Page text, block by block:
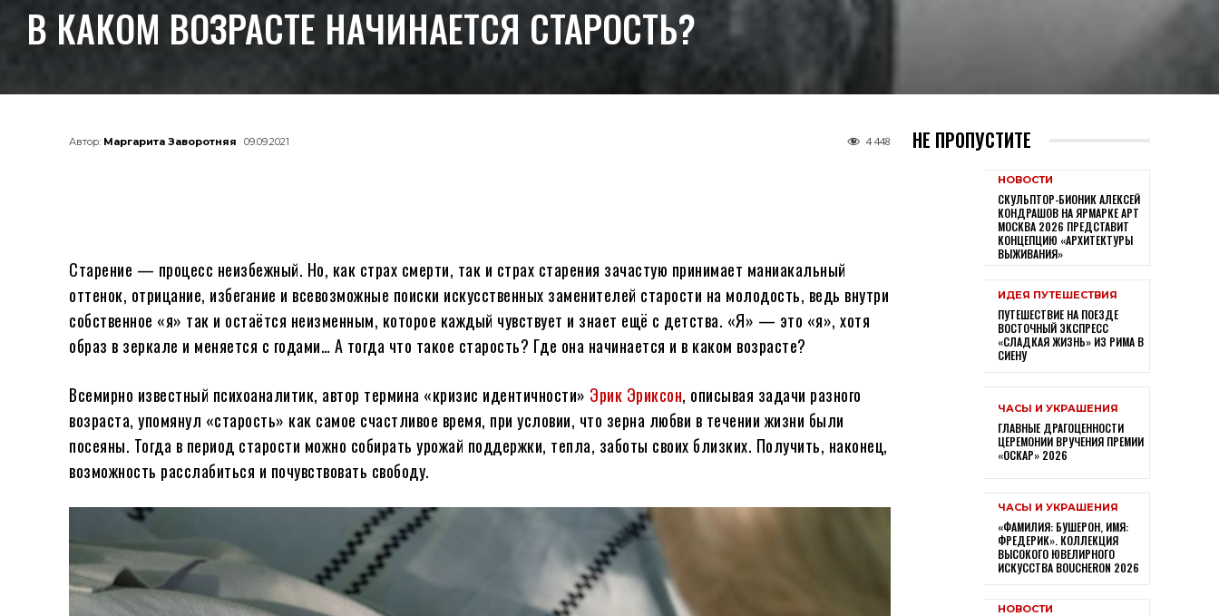
В КАКОМ ВОЗРАСТЕ НАЧИНАЕТСЯ СТАРОСТЬ?
Автор: Маргарита Заворотняя 09.09.2021 4 448
Старение — процесс неизбежный. Но, как страх смерти, так и страх старения зачастую принимает маниакальный
оттенок, отрицание, избегание и всевозможные поиски искусственных заменителей старости на молодость, ведь внутри
собственное «я» так и остаётся неизменным, которое каждый чувствует и знает ещё с детства. «Я» — это «я», хотя
образ в зеркале и меняется с годами… А тогда что такое старость? Где она начинается и в каком возрасте?
Всемирно известный психоаналитик, автор термина «кризис идентичности» Эрик Эриксон, описывая задачи разного
возраста, упомянул «старость» как самое счастливое время, при условии, что зерна любви в течении жизни были
посеяны. Тогда в период старости можно собирать урожай поддержки, тепла, заботы своих близких. Получить, наконец,
возможность расслабиться и почувствовать свободу.
НЕ ПРОПУСТИТЕ
НОВОСТИ
СКУЛЬПТОР-БИОНИК АЛЕКСЕЙ
КОНДРАШОВ НА ЯРМАРКЕ АРТ
МОСКВА 2026 ПРЕДСТАВИТ
КОНЦЕПЦИЮ «АРХИТЕКТУРЫ
ВЫЖИВАНИЯ»
ИДЕЯ ПУТЕШЕСТВИЯ
ПУТЕШЕСТВИЕ НА ПОЕЗДЕ
ВОСТОЧНЫЙ ЭКСПРЕСС
«СЛАДКАЯ ЖИЗНЬ» ИЗ РИМА В
СИЕНУ
ЧАСЫ И УКРАШЕНИЯ
ГЛАВНЫЕ ДРАГОЦЕННОСТИ
ЦЕРЕМОНИИ ВРУЧЕНИЯ ПРЕМИИ
«ОСКАР» 2026
ЧАСЫ И УКРАШЕНИЯ
«ФАМИЛИЯ: БУШЕРОН, ИМЯ:
ФРЕДЕРИК». КОЛЛЕКЦИЯ
ВЫСОКОГО ЮВЕЛИРНОГО
ИСКУССТВА BOUCHERON 2026
НОВОСТИ